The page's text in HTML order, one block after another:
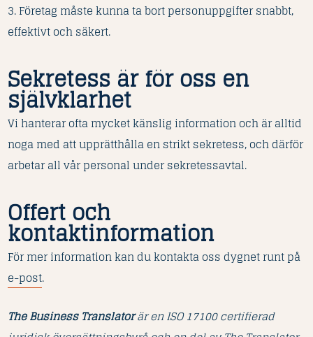
3. Företag måste kunna ta bort personuppgifter snabbt,
effektivt och säkert.
Sekretess är för oss en
självklarhet
Vi hanterar ofta mycket känslig information och är alltid
noga med att upprätthålla en strikt sekretess, och därför
arbetar all vår personal under sekretessavtal.
Offert och
kontaktinformation
För mer information kan du kontakta oss dygnet runt på
e-post.
The Business Translatorär en ISO 17100 certifierad